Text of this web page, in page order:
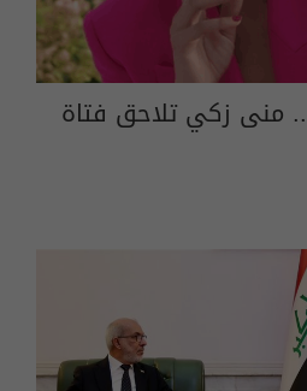
منى زكي تلاحق فتاة